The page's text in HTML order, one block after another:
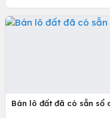
Bán lô đất đã có sẵn sổ